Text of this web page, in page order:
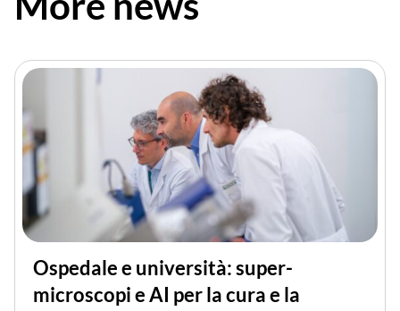
Ospedale e università: super-
microscopi e AI per la cura e la